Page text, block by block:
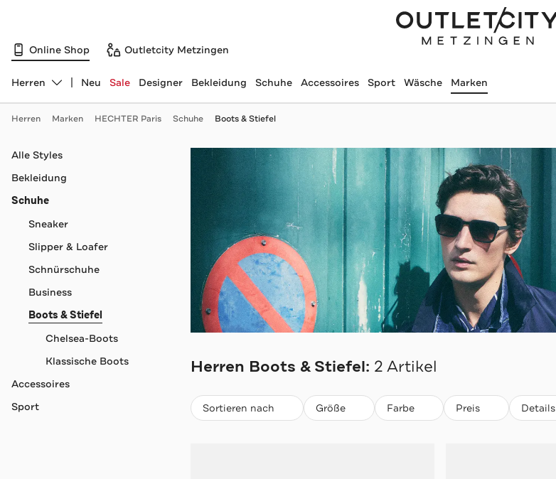
Online Shop Outletcity Metzingen
Abteilung ändern, ausgewählt:
Herren Neu Sale Designer Bekleidung Schuhe Accessoires Sport Wäsche Marken
Herren Marken HECHTER Paris Schuhe Boots & Stiefel
Herren Boots & Stiefel: 2 Artikel
Navigation überspringen
Alle Styles
Bekleidung
Schuhe
Sneaker
Slipper & Loafer
Schnürschuhe
Business
Boots & Stiefel
Chelsea-Boots
Klassische Boots
Accessoires
Sport
Sortieren nach
Beliebteste Größe Farbe Preis Details